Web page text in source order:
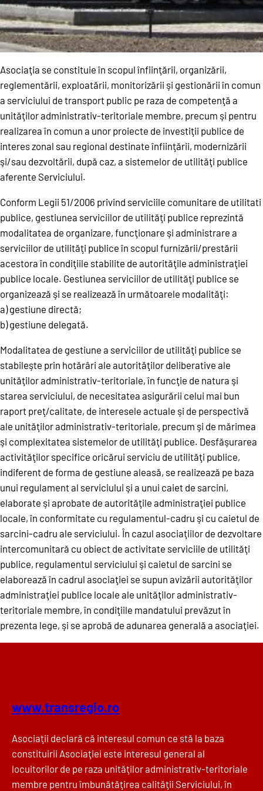
Asociaţia se constituie în scopul înfiinţării, organizării,
reglementării, exploatării, monitorizării şi gestionării în comun
a serviciului de transport public pe raza de competenţă a
unităţilor administrativ-teritoriale membre, precum şi pentru
realizarea în comun a unor proiecte de investiţii publice de
interes zonal sau regional destinate înfiinţării, modernizării
şi/sau dezvoltării, după caz, a sistemelor de utilităţi publice
aferente Serviciului.
Conform Legii 51/2006 privind serviciile comunitare de utilitati
publice, gestiunea serviciilor de utilităţi publice reprezintă
modalitatea de organizare, funcţionare şi administrare a
serviciilor de utilităţi publice în scopul furnizării/prestării
acestora în condiţiile stabilite de autorităţile administraţiei
publice locale. Gestiunea serviciilor de utilităţi publice se
organizează şi se realizează în următoarele modalităţi:
a) gestiune directă;
b) gestiune delegată.
Modalitatea de gestiune a serviciilor de utilităţi publice se
stabileşte prin hotărâri ale autorităţilor deliberative ale
unităţilor administrativ-teritoriale, în funcţie de natura şi
starea serviciului, de necesitatea asigurării celui mai bun
raport preţ/calitate, de interesele actuale şi de perspectivă
ale unităţilor administrativ-teritoriale, precum şi de mărimea
şi complexitatea sistemelor de utilităţi publice. Desfăşurarea
activităţilor specifice oricărui serviciu de utilităţi publice,
indiferent de forma de gestiune aleasă, se realizează pe baza
unui regulament al serviciului şi a unui caiet de sarcini,
elaborate şi aprobate de autorităţile administraţiei publice
locale, în conformitate cu regulamentul-cadru şi cu caietul de
sarcini-cadru ale serviciului. În cazul asociaţiilor de dezvoltare
intercomunitară cu obiect de activitate serviciile de utilităţi
publice, regulamentul serviciului şi caietul de sarcini se
elaborează în cadrul asociaţiei se supun avizării autorităţilor
administraţiei publice locale ale unităţilor administrativ-
teritoriale membre, în condiţiile mandatului prevăzut în
prezenta lege, şi se aprobă de adunarea generală a asociaţiei.
www.transregio.ro
Asociaţii declară că interesul comun ce stă la baza
constituirii Asociaţiei este interesul general al
locuitorilor de pe raza unităţilor administrativ-teritoriale
membre pentru îmbunătăţirea calităţii Serviciului, în